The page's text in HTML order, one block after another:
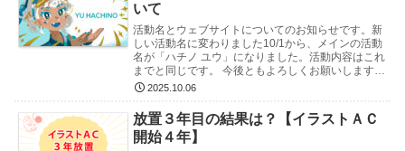
いて
活動名とウェブサイトについてのお知らせです。新
しい活動名に変わりました10/1から、メインの活動
名が「ハチノ ユウ」になりました。活動内容はこれ
までと同じです。 今後ともよろしくお願いします。
SNSのIDなどは、以前からのものをそのまま使用…
2025.10.06
放置３年目の結果は？【イラストＡＣ
開始４年】